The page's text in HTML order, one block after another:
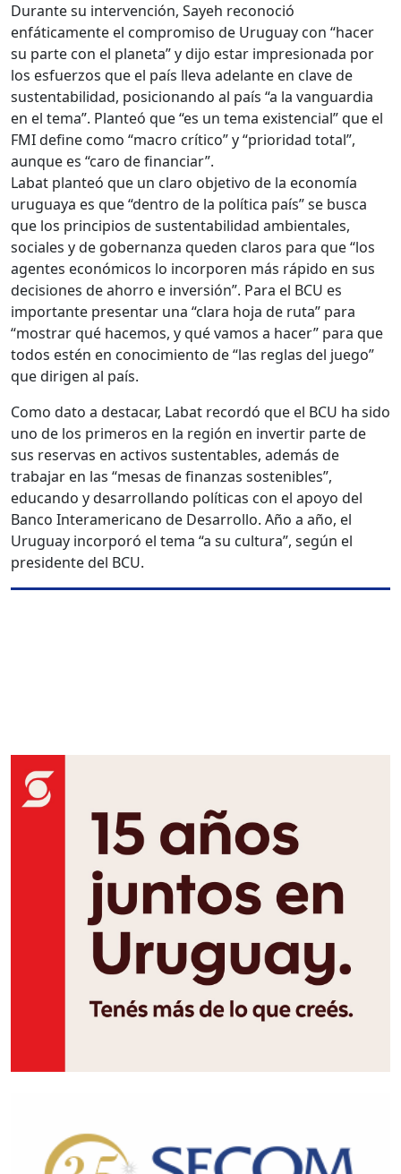
Durante su intervención, Sayeh reconoció
enfáticamente el compromiso de Uruguay con “hacer
su parte con el planeta” y dijo estar impresionada por
los esfuerzos que el país lleva adelante en clave de
sustentabilidad, posicionando al país “a la vanguardia
en el tema”. Planteó que “es un tema existencial” que el
FMI define como “macro crítico” y “prioridad total”,
aunque es “caro de financiar”.
Labat planteó que un claro objetivo de la economía
uruguaya es que “dentro de la política país” se busca
que los principios de sustentabilidad ambientales,
sociales y de gobernanza queden claros para que “los
agentes económicos lo incorporen más rápido en sus
decisiones de ahorro e inversión”. Para el BCU es
importante presentar una “clara hoja de ruta” para
“mostrar qué hacemos, y qué vamos a hacer” para que
todos estén en conocimiento de “las reglas del juego”
que dirigen al país.
Como dato a destacar, Labat recordó que el BCU ha sido
uno de los primeros en la región en invertir parte de
sus reservas en activos sustentables, además de
trabajar en las “mesas de finanzas sostenibles”,
educando y desarrollando políticas con el apoyo del
Banco Interamericano de Desarrollo. Año a año, el
Uruguay incorporó el tema “a su cultura”, según el
presidente del BCU.